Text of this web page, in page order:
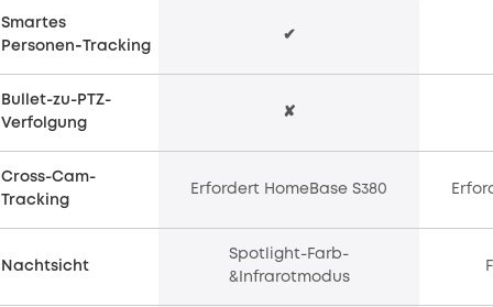
Smartes
Personen‑Tracking
✔
Bullet-zu-PTZ-
Verfolgung
✘
Cross-Cam-
Tracking
Erfordert HomeBase S380
Nachtsicht
Spotlight-Farb-
&Infrarotmodus